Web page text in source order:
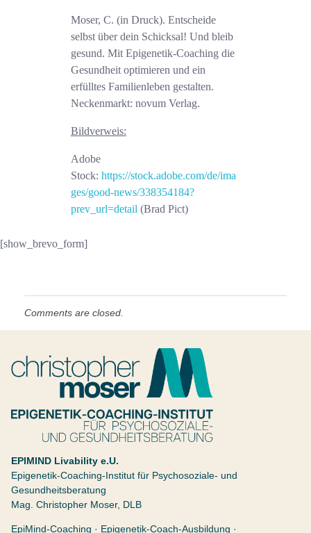
Moser, C. (in Druck). Entscheide
selbst über dein Schicksal! Und bleib
gesund. Mit Epigenetik-Coaching die
Gesundheit optimieren und ein
erfülltes Familienleben gestalten.
Neckenmarkt: novum Verlag.
Bildverweis:
Adobe
Stock: https://stock.adobe.com/de/ima
ges/good-news/338354184?
prev_url=detail(Brad Pict)
[show_brevo_form]
Comments are closed.
Christopher Moser
EPIMIND Livability e.U.
Epigenetik-Coaching-Institut für Psychosoziale- und
Gesundheitsberatung
Mag. Christopher Moser, DLB
EpiMind-Coaching · Epigenetik-Coach-Ausbildung ·